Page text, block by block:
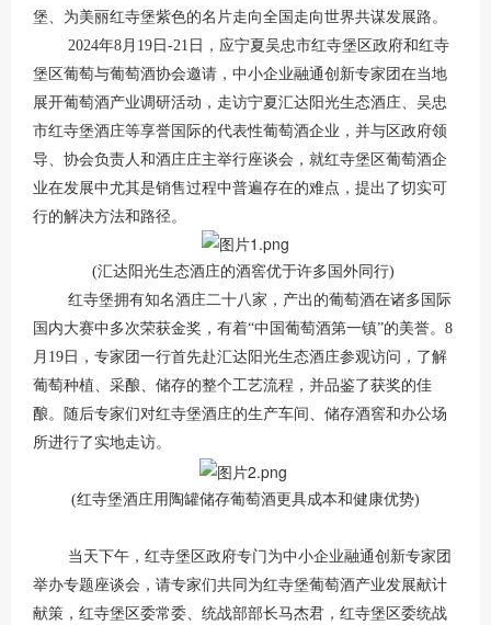
堡、为美丽红寺堡紫色的名片走向全国走向世界共谋发展路。
2024年8月19日-21日，应宁夏吴忠市红寺堡区政府和红寺
堡区葡萄与葡萄酒协会邀请，中小企业融通创新专家团在当地
展开葡萄酒产业调研活动，走访宁夏汇达阳光生态酒庄、吴忠
市红寺堡酒庄等享誉国际的代表性葡萄酒企业，并与区政府领
导、协会负责人和酒庄庄主举行座谈会，就红寺堡区葡萄酒企
业在发展中尤其是销售过程中普遍存在的难点，提出了切实可
行的解决方法和路径。
(汇达阳光生态酒庄的酒窖优于许多国外同行)
红寺堡拥有知名酒庄二十八家，产出的葡萄酒在诸多国际
国内大赛中多次荣获金奖，有着“中国葡萄酒第一镇”的美誉。8
月19日，专家团一行首先赴汇达阳光生态酒庄参观访问，了解
葡萄种植、采酿、储存的整个工艺流程，并品鉴了获奖的佳
酿。随后专家们对红寺堡酒庄的生产车间、储存酒窖和办公场
所进行了实地走访。
(红寺堡酒庄用陶罐储存葡萄酒更具成本和健康优势)
当天下午，红寺堡区政府专门为中小企业融通创新专家团
举办专题座谈会，请专家们共同为红寺堡葡萄酒产业发展献计
献策，红寺堡区委常委、统战部部长马杰君，红寺堡区委统战